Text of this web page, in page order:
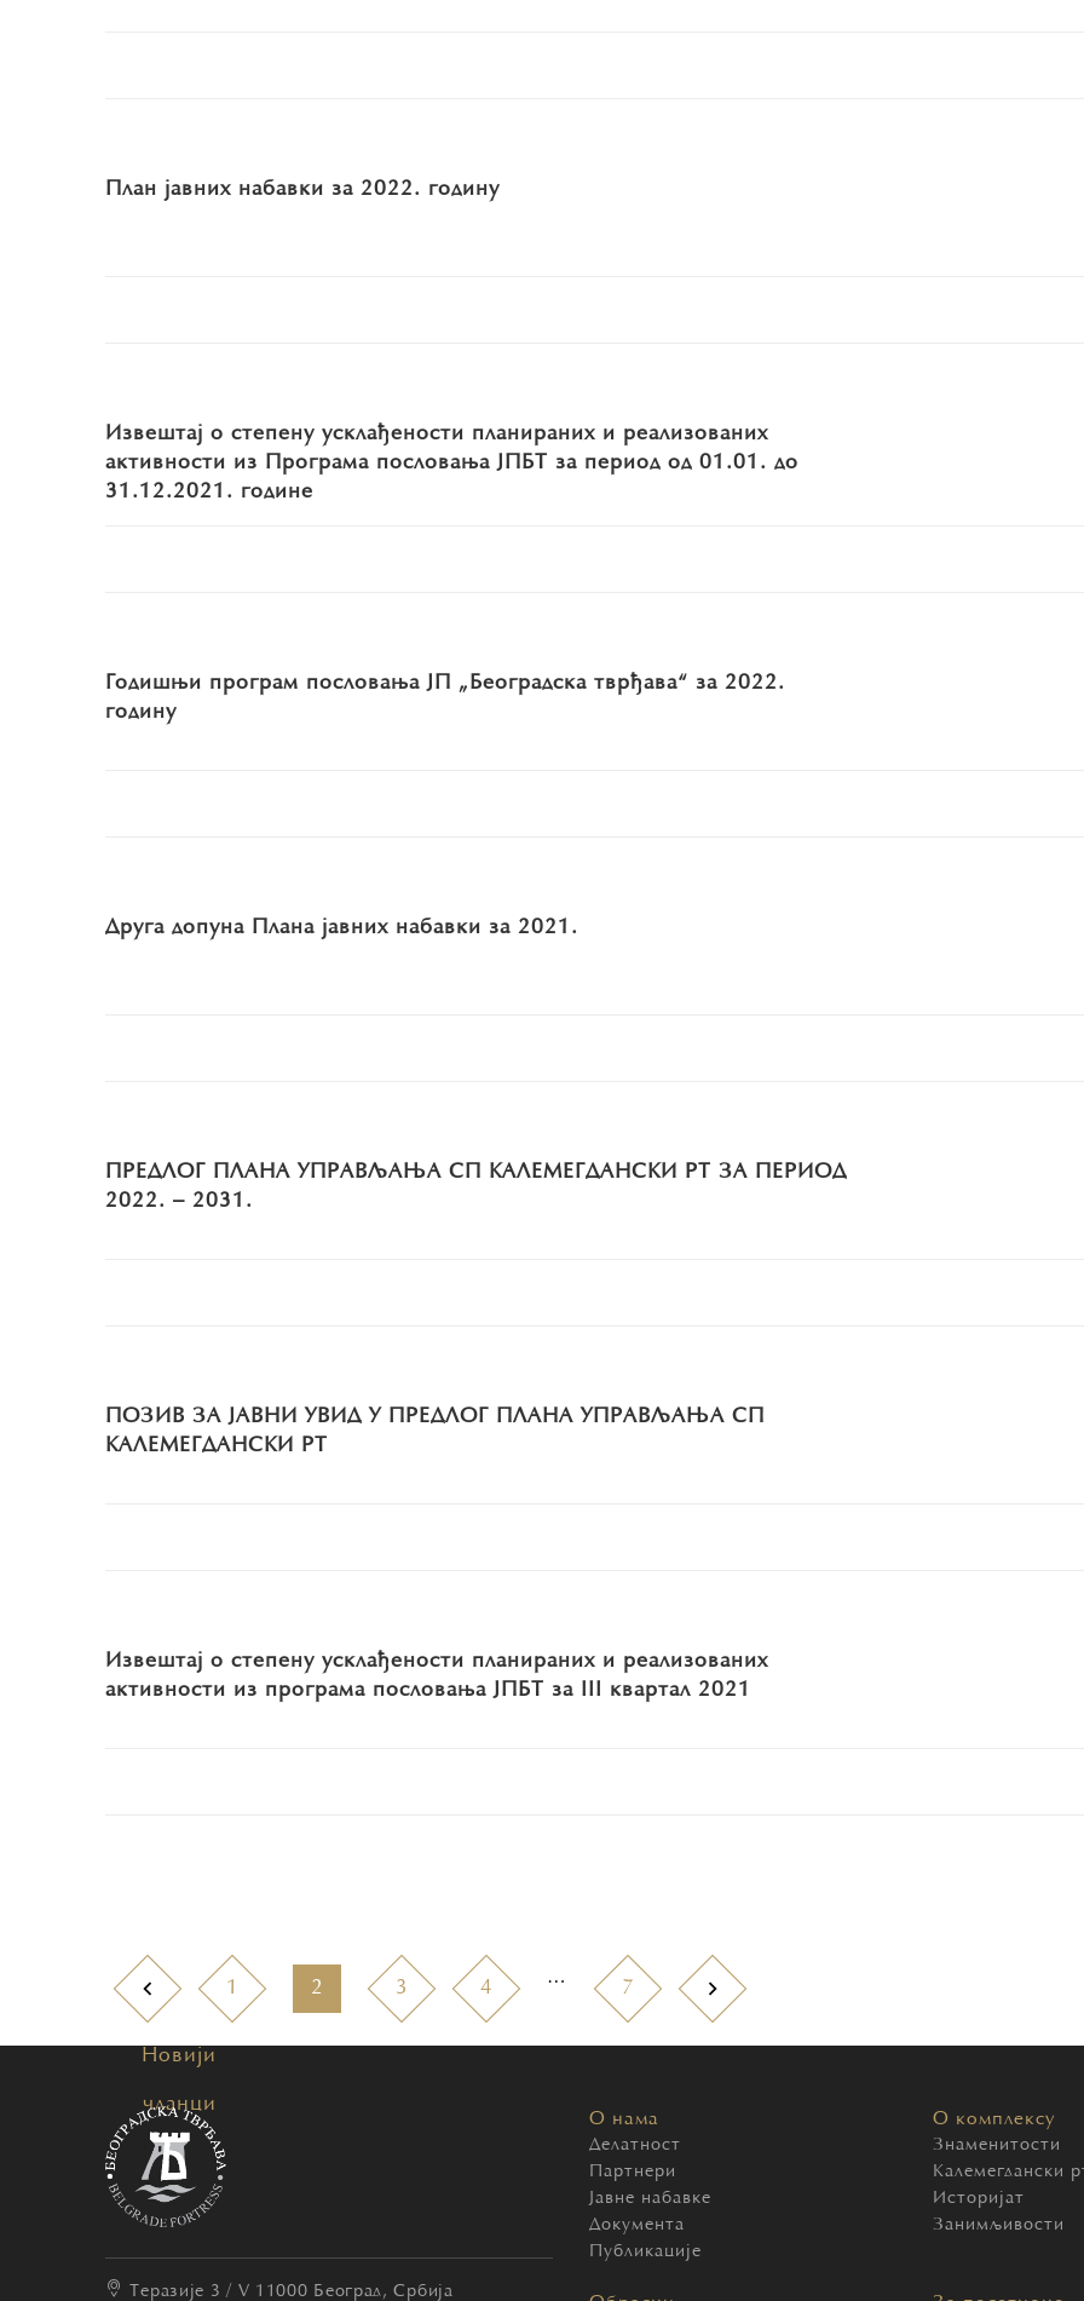
План јавних набавки за 2022. годину
Извештај о степену усклађености планираних и реализованих
активности из Програма пословања ЈПБТ за период од 01.01. до
31.12.2021. године
Годишњи програм пословања ЈП „Београдска тврђава“ за 2022.
годину
Друга допуна Плана јавних набавки за 2021.
ПРЕДЛОГ ПЛАНА УПРАВЉАЊА СП КАЛЕМЕГДАНСКИ РТ ЗА ПЕРИОД
2022. – 2031.
ПОЗИВ ЗА ЈАВНИ УВИД У ПРЕДЛОГ ПЛАНА УПРАВЉАЊА СП
КАЛЕМЕГДАНСКИ РТ
Извештај о степену усклађености планираних и реализованих
активности из програма пословања ЈПБТ за III квартал 2021
Новији
чланци
1 2 3 4 … 7
Теразије 3 / V 11000 Београд, Србија
О нама
Делатност
Партнери
Јавне набавке
Документа
Публикације
О комплексу
Знаменитости
Калемегдански
Историјат
Занимљивости